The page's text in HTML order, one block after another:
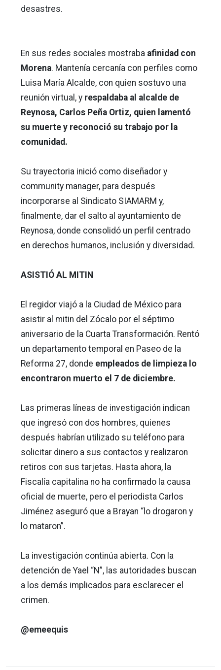
desastres.
En sus redes sociales mostraba afinidad con
Morena. Mantenía cercanía con perfiles como
Luisa María Alcalde, con quien sostuvo una
reunión virtual, y respaldaba al alcalde de
Reynosa, Carlos Peña Ortiz, quien lamentó
su muerte y reconoció su trabajo por la
comunidad.
Su trayectoria inició como diseñador y
community manager, para después
incorporarse al Sindicato SIAMARM y,
finalmente, dar el salto al ayuntamiento de
Reynosa, donde consolidó un perfil centrado
en derechos humanos, inclusión y diversidad.
ASISTIÓ AL MITIN
El regidor viajó a la Ciudad de México para
asistir al mitin del Zócalo por el séptimo
aniversario de la Cuarta Transformación. Rentó
un departamento temporal en Paseo de la
Reforma 27, donde empleados de limpieza lo
encontraron muerto el 7 de diciembre.
Las primeras líneas de investigación indican
que ingresó con dos hombres, quienes
después habrían utilizado su teléfono para
solicitar dinero a sus contactos y realizaron
retiros con sus tarjetas. Hasta ahora, la
Fiscalía capitalina no ha confirmado la causa
oficial de muerte, pero el periodista Carlos
Jiménez aseguró que a Brayan “lo drogaron y
lo mataron”.
La investigación continúa abierta. Con la
detención de Yael “N”, las autoridades buscan
a los demás implicados para esclarecer el
crimen.
@emeequis